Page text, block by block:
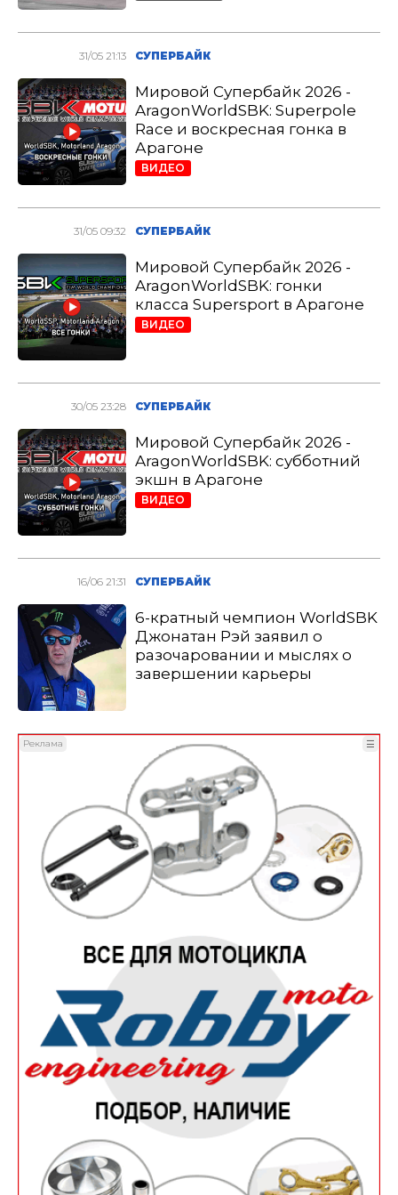
31/05 21:13 СУПЕРБАЙК
Мировой Супербайк 2026 -
AragonWorldSBK: Superpole
Race и воскресная гонка в
Арагоне
ВИДЕО
31/05 09:32 СУПЕРБАЙК
Мировой Супербайк 2026 -
AragonWorldSBK: гонки
класса Supersport в Арагоне
ВИДЕО
30/05 23:28 СУПЕРБАЙК
Мировой Супербайк 2026 -
AragonWorldSBK: субботний
экшн в Арагоне
ВИДЕО
16/06 21:31 СУПЕРБАЙК
6-кратный чемпион WorldSBK
Джонатан Рэй заявил о
разочаровании и мыслях о
завершении карьеры
Реклама ☰